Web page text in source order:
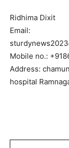
Ridhima Dixit
Email:
Mobile no.:
Address:
hospital